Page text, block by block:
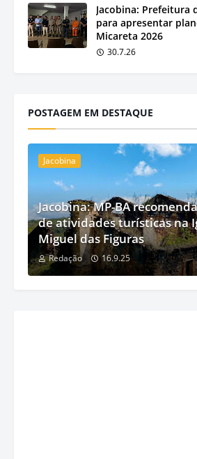
Jacobina: Prefeitura
para apresentar
Micareta 2026
30.7.26
POSTAGEM EM DESTAQUE
Jacobina
Jacobina: MP-BA
de atividades turísticas na
Miguel das Figuras
Redação 16.9.25